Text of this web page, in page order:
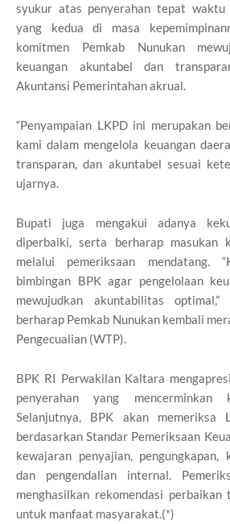
syukur atas penyerahan tepat waktu
yang kedua di masa
komitmen Pemkab Nunukan
keuangan akuntabel dan
Akuntansi Pemerintahan akrual.
“Penyampaian LKPD ini merupakan
kami dalam mengelola keuangan
transparan, dan akuntabel sesuai
ujarnya.
Bupati juga mengakui adanya
diperbaiki, serta berharap masukan
melalui pemeriksaan mendatang.
bimbingan BPK agar pengelolaan
mewujudkan akuntabilitas
berharap Pemkab Nunukan kembali
Pengecualian (WTP).
BPK RI Perwakilan Kaltara
penyerahan yang mencerminkan
Selanjutnya, BPK akan memeriksa
berdasarkan Standar Pemeriksaan
kewajaran penyajian, pengungkapan,
dan pengendalian internal.
menghasilkan rekomendasi
untuk manfaat masyarakat.(*)